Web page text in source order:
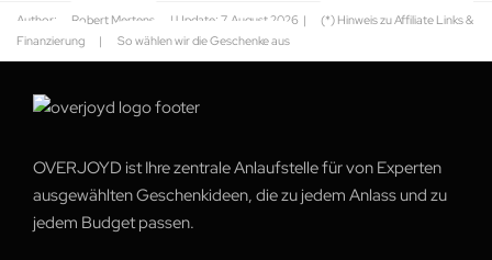
Author: Robert Mertens | Update: 7. August 2026 |
(*) Hinweis zu Affiliate Links &
Finanzierung
| So wählen wir die Geschenke aus
OVERJOYD ist Ihre zentrale Anlaufstelle für von Experten
ausgewählten Geschenkideen, die zu jedem Anlass und zu
jedem Budget passen.